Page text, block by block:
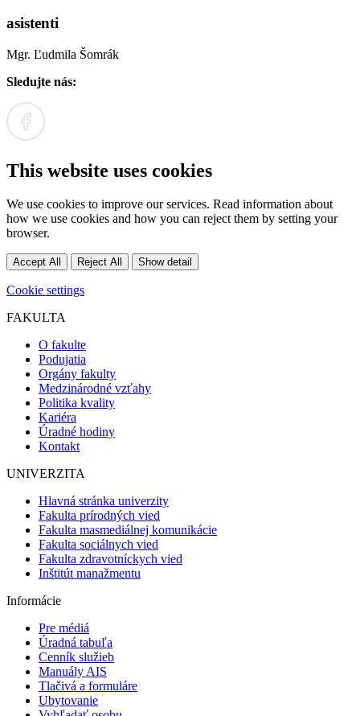
asistenti
Mgr. Ľudmila Šomrák
Sledujte nás:
This website uses cookies
We use cookies to improve our services. Read information about
how we use cookies and how you can reject them by setting your
browser.
Accept All Reject All Show detail
Cookie settings
FAKULTA
O fakulte
Podujatia
Orgány fakulty
Medzinárodné vzťahy
Politika kvality
Kariéra
Úradné hodiny
Kontakt
UNIVERZITA
Hlavná stránka univerzity
Fakulta prírodných vied
Fakulta masmediálnej komunikácie
Fakulta sociálnych vied
Fakulta zdravotníckych vied
Inštitút manažmentu
Informácie
Pre médiá
Úradná tabuľa
Cenník služieb
Manuály AIS
Tlačivá a formuláre
Ubytovanie